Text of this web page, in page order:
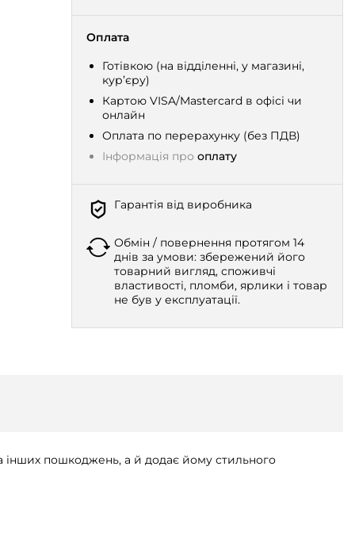
Оплата
Готівкою (на відділенні, у магазині,
кур’єру)
Картою VISA/Mastercard в офісі чи
онлайн
Оплата по перерахунку (без ПДВ)
Інформація про оплату
Гарантія від виробника
Обмін / повернення протягом 14
днів за умови: збережений його
товарний вигляд, споживчі
властивості, пломби, ярлики і товар
не був у експлуатації.
інших пошкоджень, а й додає йому стильного